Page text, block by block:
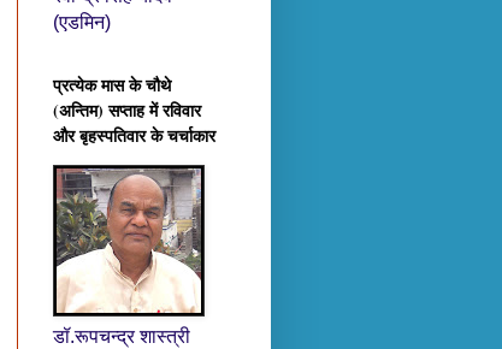
(एडमिन)
प्रत्येक मास के चौथे
(अन्तिम) सप्ताह में रविवार
और बृहस्पतिवार के चर्चाकार
डॉ.रूपचन्द्र शास्त्री